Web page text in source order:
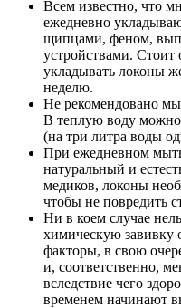
Всем известно, что
ежедневно
щипцами, феном,
устройствами. Стоит
укладывать локоны
неделю.
Не рекомендовано
В теплую воду
(на три литра воды
При ежедневном
натуральный и
медиков, локоны
чтобы не повредить
Ни в коем случае
химическую завивку
факторы, в свою
и, соответственно,
вследствие чего
временем начинают